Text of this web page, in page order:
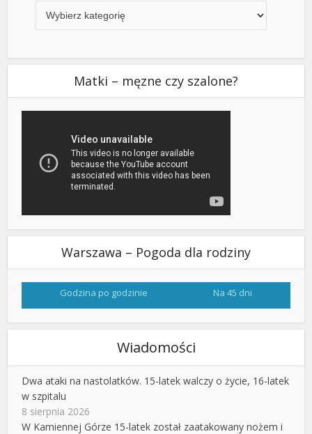
Matki – męzne czy szalone?
Warszawa – Pogoda dla rodziny
Godzina po godzinie Na 45 dni
Wiadomości
Dwa ataki na nastolatków. 15-latek walczy o życie, 16-latek
w szpitalu
8 sierpnia 2026
W Kamiennej Górze 15-latek został zaatakowany nożem i